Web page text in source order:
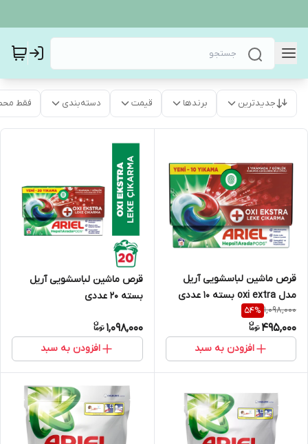
جدیدترین برندها قیمت دسته‌بندی فقط
قرص ماشین لباسشویی آریل
مدل oxi extra بسته 10 عددی
1,098,000
54%
495,000
افزودن به سبد
قرص ماشین لباسشویی آریل
بسته 20 عددی
1,098,000
افزودن به سبد